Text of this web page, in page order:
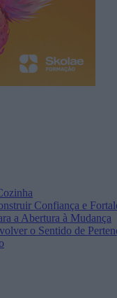
Confiança e
a Abertura à Mudança
o Sentido de